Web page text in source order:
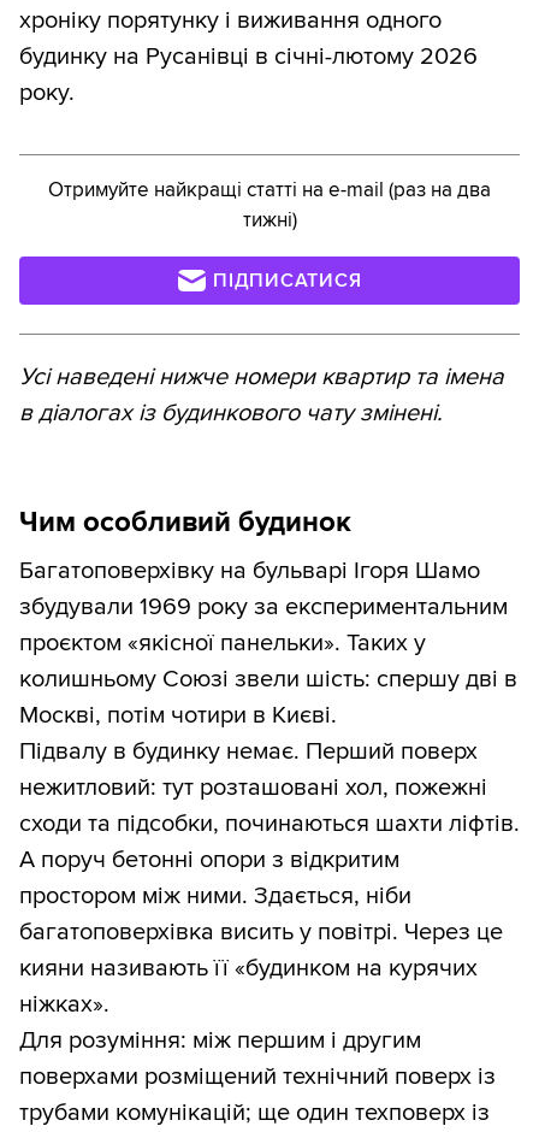
хроніку порятунку і виживання одного
будинку на Русанівці в січні-лютому 2026
року.
Отримуйте найкращі статті на e-mail (раз на два
тижні)
ПІДПИСАТИСЯ
Усі наведені нижче номери квартир та імена
в діалогах із будинкового чату змінені.
Чим особливий будинок
Багатоповерхівку на бульварі Ігоря Шамо
збудували 1969 року за експериментальним
проєктом «якісної панельки». Таких у
колишньому Союзі звели шість: спершу дві в
Москві, потім чотири в Києві.
Підвалу в будинку немає. Перший поверх
нежитловий: тут розташовані хол, пожежні
сходи та підсобки, починаються шахти ліфтів.
А поруч бетонні опори з відкритим
простором між ними. Здається, ніби
багатоповерхівка висить у повітрі. Через це
кияни називають її «будинком на курячих
ніжках».
Для розуміння: між першим і другим
поверхами розміщений технічний поверх із
трубами комунікацій; ще один техповерх із